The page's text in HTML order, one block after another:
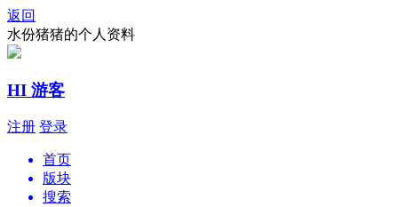
返回
水份猪猪的个人资料
HI 游客
注册 登录
首页
版块
搜索